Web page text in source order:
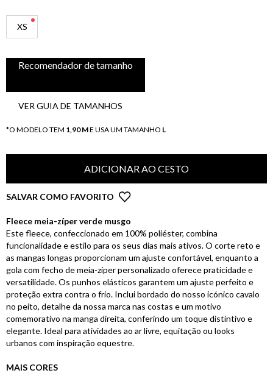
XS
Recomendador de tamanho
VER GUIA DE TAMANHOS
*O MODELO TEM 1,90 ME USA UM TAMANHO L
ADICIONAR AO CESTO
SALVAR COMO FAVORITO
Fleece meia-zíper verde musgo
Este fleece, confeccionado em 100% poliéster, combina
funcionalidade e estilo para os seus dias mais ativos. O corte reto e
as mangas longas proporcionam um ajuste confortável, enquanto a
gola com fecho de meia-zíper personalizado oferece praticidade e
versatilidade. Os punhos elásticos garantem um ajuste perfeito e
proteção extra contra o frio. Inclui bordado do nosso icónico cavalo
no peito, detalhe da nossa marca nas costas e um motivo
comemorativo na manga direita, conferindo um toque distintivo e
elegante. Ideal para atividades ao ar livre, equitação ou looks
urbanos com inspiração equestre.
MAIS CORES